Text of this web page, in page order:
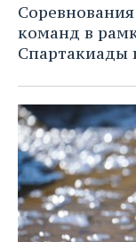
команд в
Спартакиады